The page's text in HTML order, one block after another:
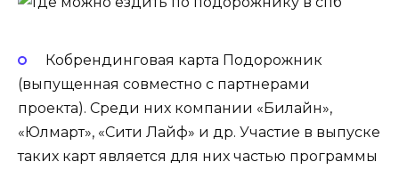
Кобрендинговая карта Подорожник
(выпущенная совместно с партнерами
проекта). Среди них компании «Билайн»,
«Юлмарт», «Сити Лайф» и др. Участие в выпуске
таких карт является для них частью программы